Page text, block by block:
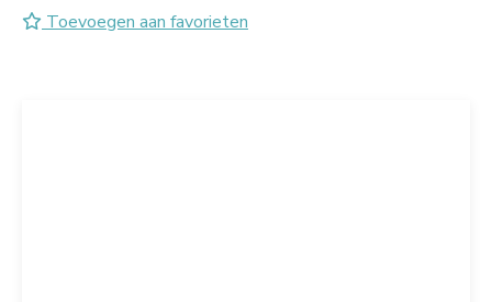
Toevoegen aan favorieten